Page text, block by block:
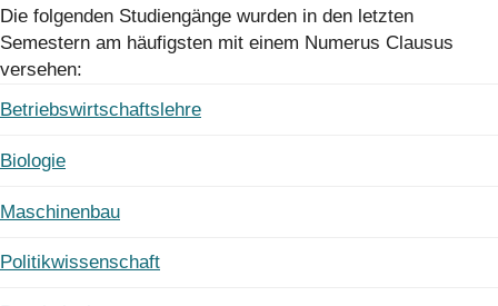
Die folgenden Studiengänge wurden in den letzten
Semestern am häufigsten mit einem Numerus Clausus
versehen:
Betriebswirtschaftslehre
Biologie
Maschinenbau
Politikwissenschaft